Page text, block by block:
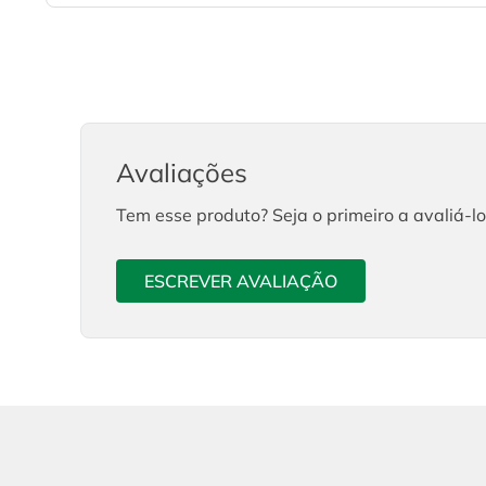
Avaliações
Tem esse produto? Seja o primeiro a avaliá-
ESCREVER AVALIAÇÃO